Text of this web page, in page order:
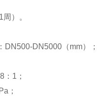
）。
DN5000（mm）；
1；
；